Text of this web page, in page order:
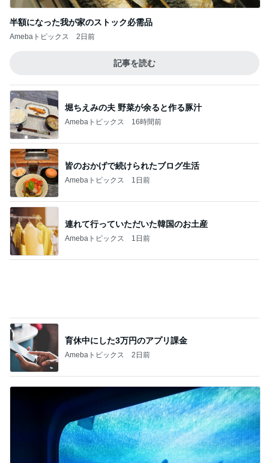
Amebaトピックス 16時間前
Amebaトピックス 1日前
連れて行っていただいた韓国のお土産
Amebaトピックス 1日前
育休中にした3万円のアプリ課金
Amebaトピックス 2日前
共働きワンオペの夏休みのこと
Amebaトピックス
尻尾の穴が大きく助かるオムツ
Amebaトピックス 1日前